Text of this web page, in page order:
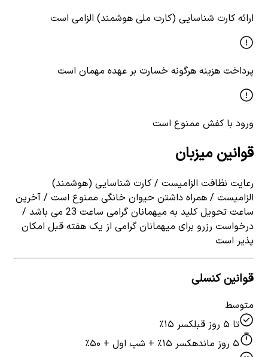
ارائه کارت شناسایی (کارت ملی هوشمند) الزامی است
پرداخت هزینه هرگونه خسارت بر عهده مهمان است
ورود با کفش ممنوع است
قوانین میزبان
رعایت نظافت الزامیست / کارت شناسایی (هوشمند)
الزامیست / همراه داشتن حیوان خانگی ممنوع است / آخرین
ساعت تحویل کلید به میهمانان گرامی ساعت 23 می باشد /
درخواست رزرو برای میهمانان گرامی از یک هفته قبل امکان
پذیر است
قوانین کنسلی
متوسط
تا ۵ روز قبل
کسر ۱۵٪
۵ روز مانده
کسر ۱۵٪ + شب اول + ۵۰٪